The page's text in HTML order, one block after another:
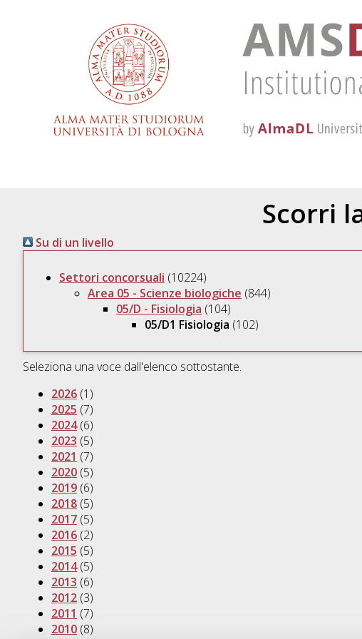
Scorri
Su di un livello
Settori concorsuali (10224)
Area 05 - Scienze biologiche (844)
05/D - Fisiologia (104)
05/D1 Fisiologia (102)
Seleziona una voce dall'elenco sottostante.
2026(1)
2025 (7)
2024(6)
2023 (5)
2021 (7)
2020(5)
2019(6)
2018(5)
2017(5)
2016(2)
2015 (5)
2014(5)
2013 (6)
2012(3)
2011 (7)
2010(8)